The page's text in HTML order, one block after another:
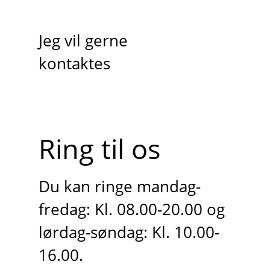
Jeg vil gerne
kontaktes
Ring til os
Du kan ringe mandag-
fredag: Kl. 08.00-20.00 og
lørdag-søndag: Kl. 10.00-
16.00.